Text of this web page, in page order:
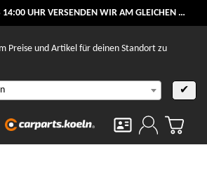
AB 80 €
UHR VERSENDEN WIR AM GLEICHEN WERKTAG
Preise und Artikel für deinen Standort zu
✔